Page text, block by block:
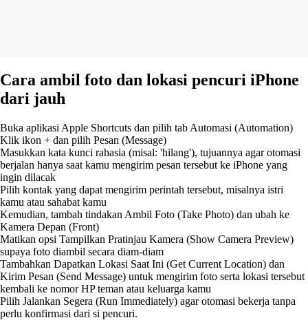
Cara ambil foto dan lokasi pencuri iPhone
dari jauh
Buka aplikasi Apple Shortcuts dan pilih tab Automasi (Automation)
Klik ikon + dan pilih Pesan (Message)
Masukkan kata kunci rahasia (misal: 'hilang'), tujuannya agar otomasi
berjalan hanya saat kamu mengirim pesan tersebut ke iPhone yang
ingin dilacak
Pilih kontak yang dapat mengirim perintah tersebut, misalnya istri
kamu atau sahabat kamu
Kemudian, tambah tindakan Ambil Foto (Take Photo) dan ubah ke
Kamera Depan (Front)
Matikan opsi Tampilkan Pratinjau Kamera (Show Camera Preview)
supaya foto diambil secara diam-diam
Tambahkan Dapatkan Lokasi Saat Ini (Get Current Location) dan
Kirim Pesan (Send Message) untuk mengirim foto serta lokasi tersebut
kembali ke nomor HP teman atau keluarga kamu
Pilih Jalankan Segera (Run Immediately) agar otomasi bekerja tanpa
perlu konfirmasi dari si pencuri.